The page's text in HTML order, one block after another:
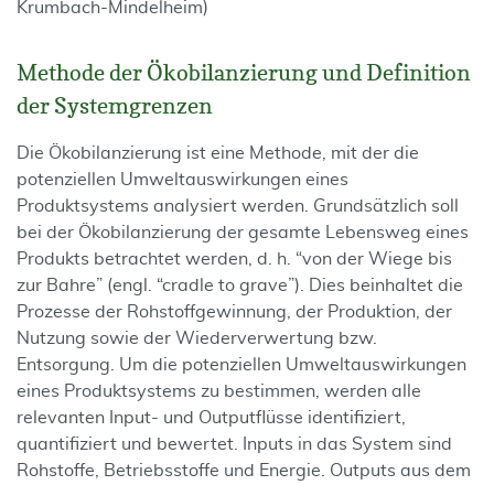
Krumbach-Mindelheim)
Methode der Ökobilanzierung und Definition
der Systemgrenzen
Die Ökobilanzierung ist eine Methode, mit der die
potenziellen Umweltauswirkungen eines
Produktsystems analysiert werden. Grundsätzlich soll
bei der Ökobilanzierung der gesamte Lebensweg eines
Produkts betrachtet werden, d. h. “von der Wiege bis
zur Bahre” (engl. “cradle to grave”). Dies beinhaltet die
Prozesse der Rohstoffgewinnung, der Produktion, der
Nutzung sowie der Wiederverwertung bzw.
Entsorgung. Um die potenziellen Umweltauswirkungen
eines Produktsystems zu bestimmen, werden alle
relevanten Input- und Outputflüsse identifiziert,
quantifiziert und bewertet. Inputs in das System sind
Rohstoffe, Betriebsstoffe und Energie. Outputs aus dem